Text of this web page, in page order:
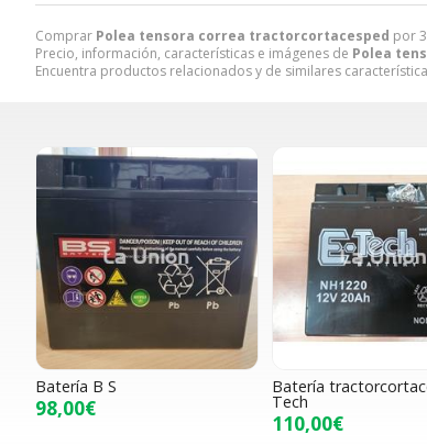
Comprar Polea tensora correa tractorcortacesped por
Precio, información, características e imágenes de Polea
Encuentra productos relacionados y de similares
Batería B S
98,00€
Batería
Tech
110,00€